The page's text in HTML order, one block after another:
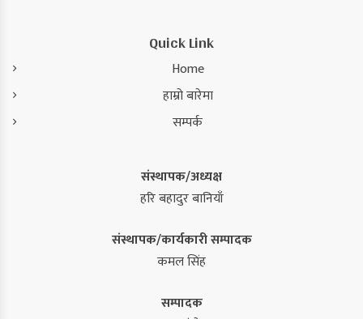
Quick Link
Home
हाम्रो बारेमा
सम्पर्क
संस्थापक/अध्यक्ष
हरि बहादुर बानियाँ
संस्थापक/कार्यकारी सम्पादक
कमल सिंह
सम्पादक